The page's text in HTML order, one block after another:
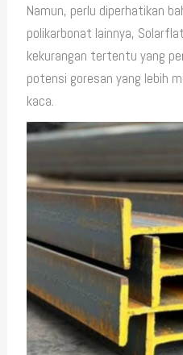
Namun, perlu diperhatikan
polikarbonat lainnya,
kekurangan tertentu yang
potensi goresan yang lebih
kaca.